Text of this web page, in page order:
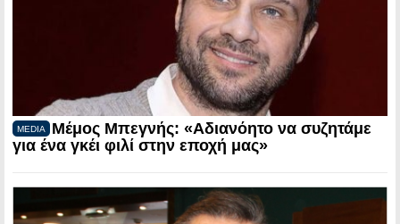
MEDIA
Μέμος Μπεγνής: «Αδιανόητο να συζητάμε
για ένα γκέι φιλί στην εποχή μας»